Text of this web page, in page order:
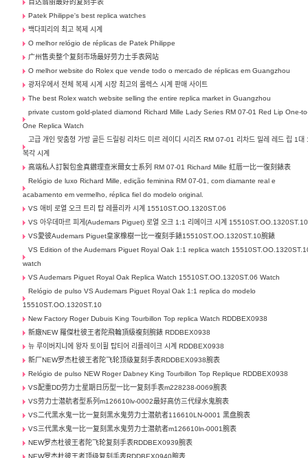
百达翡丽最好的复刻手表
Patek Philippe's best replica watches
백다피리의 최고 복제 시계
O melhor relógio de réplicas de Patek Philippe
广州售卖整个复刻市场最好劳力士手表网站
O melhor website do Rolex que vende todo o mercado de réplicas em Guangzhou
광저우에서 전체 복제 시계 시장 최고의 롤렉스 시계 판매 사이트
The best Rolex watch website selling the entire replica market in Guangzhou
private custom gold-plated diamond Richard Mille Lady Series RM 07-01 Red Lip One-
One Replica Watch
고급 개인 맞춤형 가방 골든 드릴링 리차드 미르 레이디 시리즈 RM 07-01 리차드 밀레 레드 립 1대
복각 시계
高端私人訂製包金真鑽理查米爾女士系列 RM 07-01 Richard Mille 紅唇一比一復刻錶表
Relógio de luxo Richard Mille, edição feminina RM 07-01, com diamante real e
acabamento em vermelho, réplica fiel do modelo original.
VS 애비 로열 오크 트리 탑 레플리카 시계 15510ST.OO.1320ST.06
VS 아우데마르 피게(Audemars Piguet) 로열 오크 1:1 리메이크 시계 15510ST.OO.1320ST.10
VS愛彼Audemars Piguet皇家橡樹一比一複刻手錶15510ST.OO.1320ST.10腕錶
VS Edition of the Audemars Piguet Royal Oak 1:1 replica watch
watch
VS Audemars Piguet Royal Oak Replica Watch 15510ST.OO.1320ST.06 Watch
Relógio de pulso VS Audemars Piguet Royal Oak 1:1 replica do modelo
15510ST.OO.1320ST.10
New Factory Roger Dubuis King Tourbillon Top replica Watch RDDBEX0938
新廠NEW 羅傑杜彼王者陀飛輪頂級複刻腕錶 RDDBEX0938
뉴 루이버지니에 왕자 토이휠 탑티어 리플레이크 시계 RDDBEX0938
新厂NEW罗杰杜彼王者陀飞轮顶级复刻手表RDDBEX0938腕表
Relógio de pulso NEW Roger Dabney King Tourbillon Top Replique RDDBEX0938
VS配重DD劳力士星期日历型一比一复刻手表m228238-0069腕表
VS劳力士潜航者型系列m126610lv-0002最好高仿三代绿水鬼腕表
VS二代黑水鬼一比一复刻黑水鬼劳力士潜航者116610LN-0001 黑盘腕表
VS三代黑水鬼一比一复刻黑水鬼劳力士潜航者m126610ln-0001腕表
NEW罗杰杜彼王者陀飞轮复刻手表RDDBEX0939腕表
NEW罗杰杜彼王者顶级复刻手表RDDBEX0940腕表